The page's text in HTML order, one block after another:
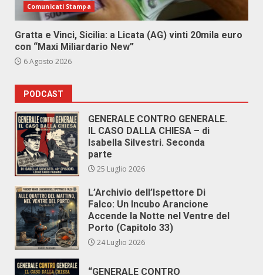
Comunicati Stampa
Gratta e Vinci, Sicilia: a Licata (AG) vinti 20mila euro
con “Maxi Miliardario New”
6 Agosto 2026
PODCAST
GENERALE CONTRO GENERALE.
IL CASO DALLA CHIESA – di
Isabella Silvestri. Seconda
parte
25 Luglio 2026
L’Archivio dell’Ispettore Di
Falco: Un Incubo Arancione
Accende la Notte nel Ventre del
Porto (Capitolo 33)
24 Luglio 2026
“GENERALE CONTRO